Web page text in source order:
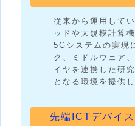
従来から運用して
ッドや大規模計算
5Gシステムの実現
ク、ミドルウェア
イヤを連携した研
となる環境を提供
先端ICTデバイ